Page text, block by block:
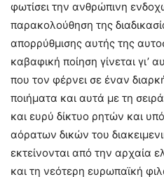
φωτίσει την ανθρώπινη
παρακολούθηση της
απορρύθμισης αυτής της
καβαφική ποίηση γίνεται γι’
που τον φέρνει σε έναν
ποιήματα και αυτά με τη
και ευρύ δίκτυο ρητών και
αόρατων δικών του
εκτείνονται από την αρχαία
και τη νεότερη ευρωπαϊκή